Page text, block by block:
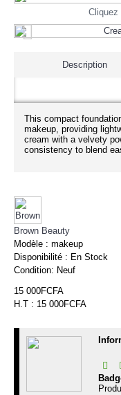
Cliquez
Description
This compact
makeup, providing
cream with a velvety
consistency to blend
Brown Beauty
Modèle : makeup
Disponibilité : En Stock
Condition: Neuf
15 000FCFA
H.T : 15 000FCFA